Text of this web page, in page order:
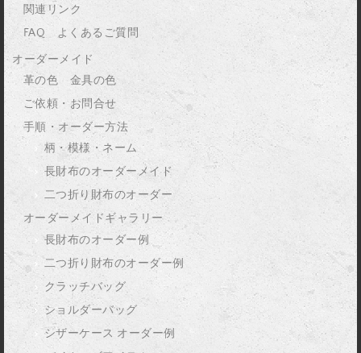
関連リンク
FAQ よくあるご質問
オーダーメイド
革の色 金具の色
ご依頼・お問合せ
手順・オーダー方法
柄・模様・ネーム
長財布のオーダーメイド
二つ折り財布のオーダー
オーダーメイドギャラリー
長財布のオーダー例
二つ折り財布のオーダー例
クラッチバッグ
ショルダーバッグ
シザーケース オーダー例